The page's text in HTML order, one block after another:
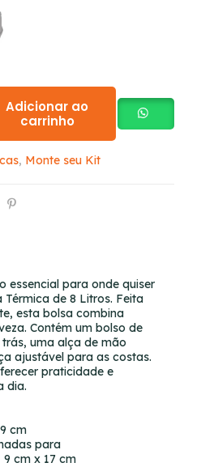
Adicionar ao
carrinho
, Monte seu Kit
essencial para onde quiser
Térmica de 8 Litros. Feita
esta bolsa combina
Contém um bolso de
uma alça de mão
ajustável para as costas.
praticidade e
dia.
cm
para
cm x 17 cm